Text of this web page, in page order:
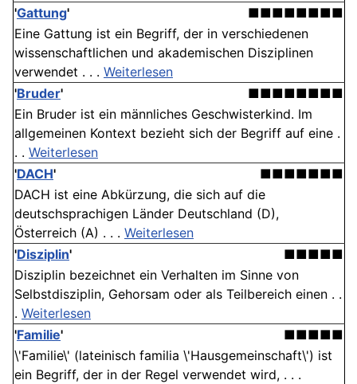
'Gattung'
■■■■■■■■
Eine Gattung ist ein Begriff, der in verschiedenen
wissenschaftlichen und akademischen Disziplinen
verwendet . . . Weiterlesen
'Bruder'
■■■■■■■■
Ein Bruder ist ein männliches Geschwisterkind. Im
allgemeinen Kontext bezieht sich der Begriff auf eine .
. . Weiterlesen
'DACH'
■■■■■■■
DACH ist eine Abkürzung, die sich auf die
deutschsprachigen Länder Deutschland (D),
Österreich (A) . . . Weiterlesen
'Disziplin'
■■■■■
Disziplin bezeichnet ein Verhalten im Sinne von
Selbstdisziplin, Gehorsam oder als Teilbereich einen . .
. Weiterlesen
'Familie'
■■■■■
\'Familie\' (lateinisch familia \'Hausgemeinschaft\') ist
ein Begriff, der in der Regel verwendet wird, . . .